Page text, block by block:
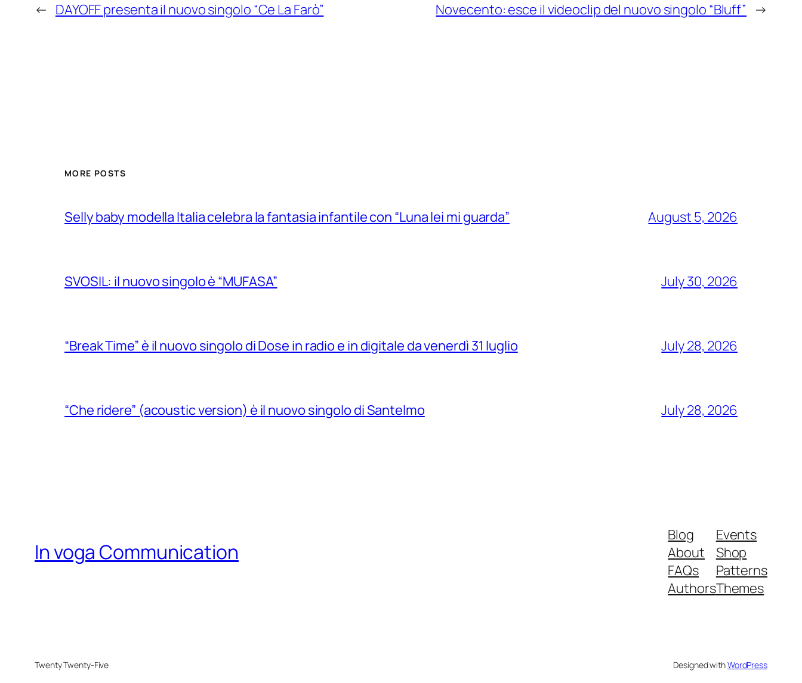
← DAYOFF presenta il nuovo singolo “Ce La Farò” Novecento: esce il videoclip del nuovo singolo “Bluff” →
MORE POSTS
Selly baby modella Italia celebra la fantasia infantile con “Luna lei mi guarda” August 5, 2026
SVOSIL: il nuovo singolo è “MUFASA” July 30, 2026
“Break Time” è il nuovo singolo di Dose in radio e in digitale da venerdì 31 luglio July 28, 2026
“Che ridere” (acoustic version) è il nuovo singolo di Santelmo July 28, 2026
In voga Communication
Blog
About
FAQs
Authors
Events
Shop
Patterns
Themes
Twenty Twenty-Five Designed withWordPress